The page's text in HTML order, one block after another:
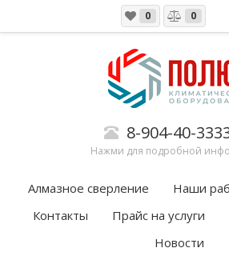
0 0
8-904-40-
Нажми для подробной
Алмазное сверление Наши
Контакты
Прайс на услуги
Новости